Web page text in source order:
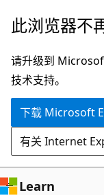
跳
主
要
内
跳
页
内
导
此浏览器不
请升级到
技术支持。
下载 Microsoft
有关 Internet
Learn